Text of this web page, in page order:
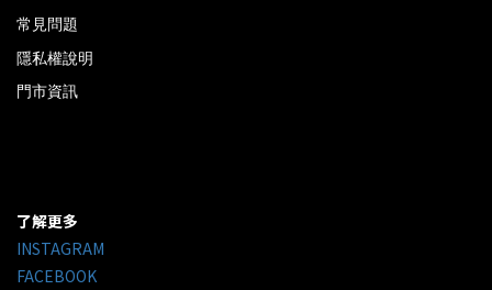
常見問題
隱私權說明
門市資訊
了解更多
INSTAGRAM
FACEBOOK